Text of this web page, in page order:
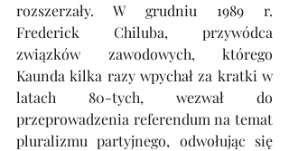
rozszerzały. W grudniu 1989 r.
Frederick Chiluba, przywódca
związków zawodowych, którego
Kaunda kilka razy wpychał za kratki w
latach 80-tych, wezwał do
przeprowadzenia referendum na temat
pluralizmu partyjnego, odwołując się